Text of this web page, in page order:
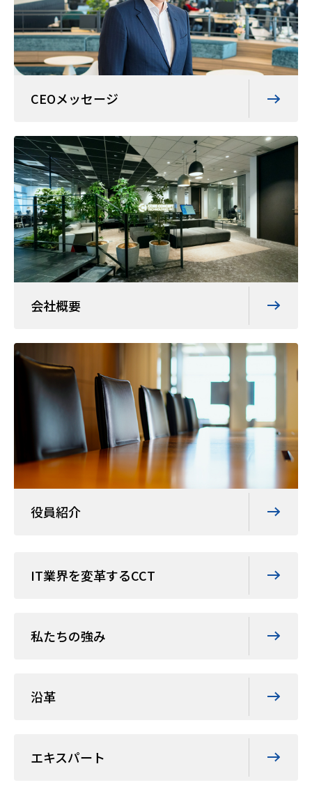
CEOメッセージ
会社概要
役員紹介
IT業界を変革するCCT
私たちの強み
沿革
エキスパート